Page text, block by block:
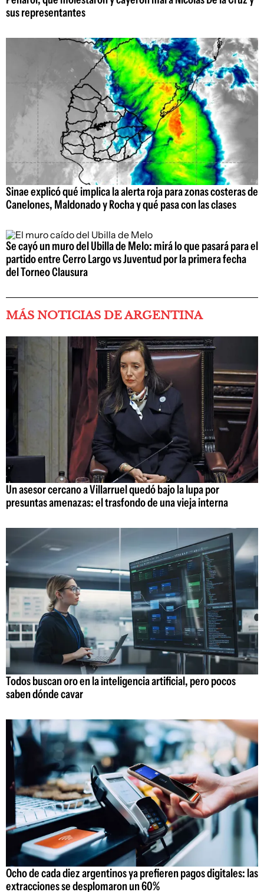
sus representantes
Sinae explicó qué implica la alerta roja para zonas costeras de
Canelones, Maldonado y Rocha y qué pasa con las clases
Se cayó un muro del Ubilla de Melo: mirá lo que pasará para el
partido entre Cerro Largo vs Juventud por la primera fecha
del Torneo Clausura
MÁS NOTICIAS DE ARGENTINA
Un asesor cercano a Villarruel quedó bajo la lupa por
presuntas amenazas: el trasfondo de una vieja interna
Todos buscan oro en la inteligencia artificial, pero pocos
saben dónde cavar
Ocho de cada diez argentinos ya prefieren pagos digitales: las
extracciones se desplomaron un 60%